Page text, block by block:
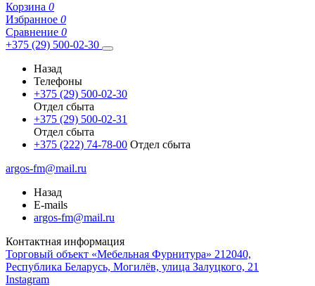
Корзина 0
Избранное 0
Сравнение 0
+375 (29) 500-02-30
Назад
Телефоны
+375 (29) 500-02-30
Отдел сбыта
+375 (29) 500-02-31
Отдел сбыта
+375 (222) 74-78-00 Отдел сбыта
argos-fm@mail.ru
Назад
E-mails
argos-fm@mail.ru
Контактная информация
Торговый объект «Мебельная Фурнитура» 212040,
Республика Беларусь, Могилёв, улица Залуцкого, 21
Instagram